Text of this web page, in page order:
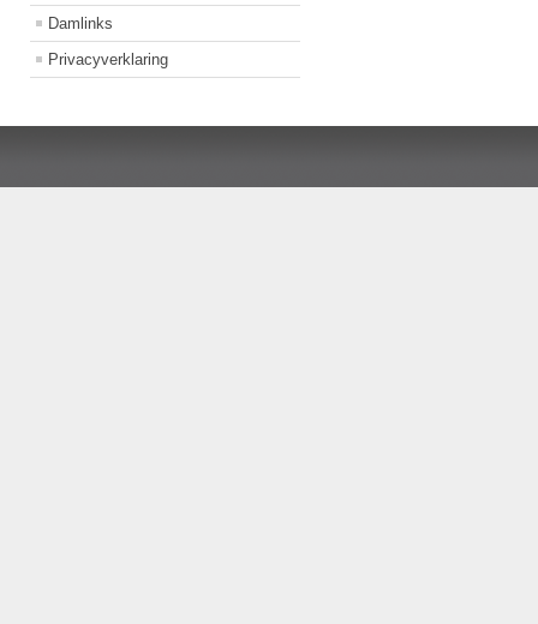
Damlinks
Privacyverklaring